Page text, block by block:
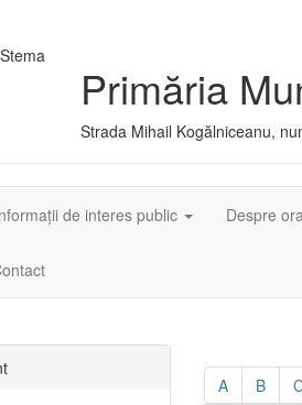
Primăria
Strada Mihail Kogălniceanu,
de interes public Despre
A B